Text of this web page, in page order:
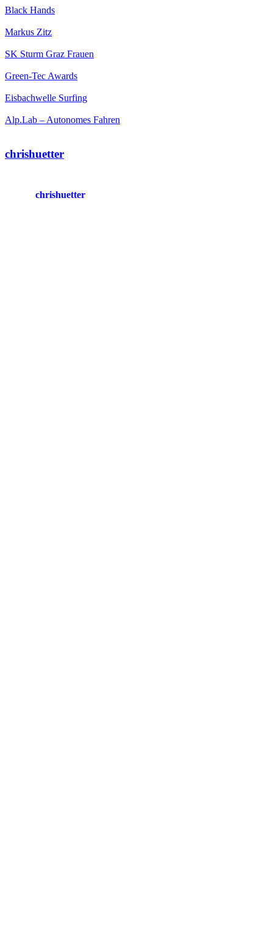
Black Hands
Markus Zitz
SK Sturm Graz Frauen
Green-Tec Awards
Eisbachwelle Surfing
Alp.Lab – Autonomes Fahren
chrishuetter
chrishuetter